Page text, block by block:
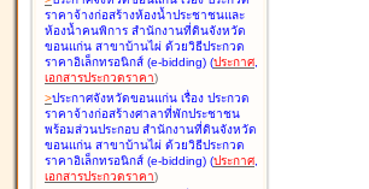
ราคาจ้างก่อสร้างห้องน้ำประชาชนและ
ห้องน้ำคนพิการ สำนักงานที่ดินจังหวัด
ขอนแก่น สาขาบ้านไผ่ ด้วยวิธีประกวด
ราคาอิเล็กทรอนิกส์ (e-bidding) (ประกาศ,
เอกสารประกวดราคา)
>ประกาศจังหวัดขอนแก่น เรื่อง ประกวด
ราคาจ้างก่อสร้างศาลาที่พักประชาชน
พร้อมส่วนประกอบ สำนักงานที่ดินจังหวัด
ขอนแก่น สาขาบ้านไผ่ ด้วยวิธีประกวด
ราคาอิเล็กทรอนิกส์ (e-bidding) (ประกาศ,
เอกสารประกวดราคา)